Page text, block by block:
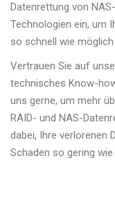
Datenrettung von
Technologien ein, um
so schnell wie
Vertrauen Sie auf
technisches Know-
uns gerne, um mehr
RAID- und NAS-
dabei, Ihre verlorenen
Schaden so gering